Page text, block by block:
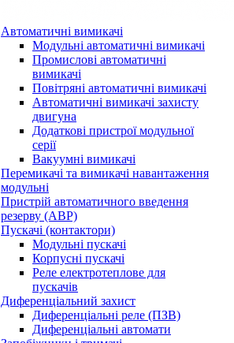
Автоматичні вимикачі
Модульні автоматичні вимикачі
Промислові автоматичні
вимикачі
Повітряні автоматичні вимикачі
Автоматичні вимикачі захисту
двигуна
Додаткові пристрої модульної
серії
Вакуумні вимикачі
Перемикачі та вимикачі навантаження
модульні
Пристрій автоматичного введення
резерву (АВР)
Пускачі (контактори)
Модульні пускачі
Корпусні пускачі
Реле електротеплове для
пускачів
Диференціальний захист
Диференціальні реле (ПЗВ)
Диференціальні автомати